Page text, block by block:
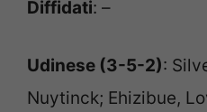
Diffidati: –
Udinese (3-5-2):
Nuytinck; Ehizibue,